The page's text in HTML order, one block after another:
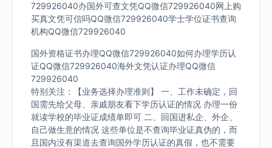
729926040办国外可查文凭QQ微信729926040网上购
买真文凭可信吗QQ微信729926040学士学位证书查询
机构QQ微信729926040
国外资格证书办理QQ微信729926040如何办理学历认
证QQ微信729926040海外文凭认证办理QQ微信
729926040
特别关注：【业务选择办理准则】 一、工作未确定，回
国需先给父母、亲戚朋友看下学历认证的情况 办理一份
就读学校的毕业证成绩单即可 二、回国进私企、外企、
自己做生意的情况 这些单位是不查询毕业证真伪的，而
且国内没有渠道去查询国外学历认证的真假，也不需要